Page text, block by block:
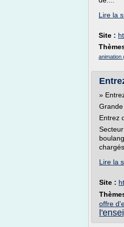
Lire la
Site :
animation
»
Entrez
Lire la
Site :
offre